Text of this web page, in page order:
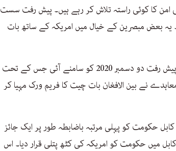
امن کا کوئی راستہ تلاش کر رہے ہیں۔ پیش رفت سست
یہ بعض مبصرین کے خیال میں امریکہ کے ساتھ بات
طالبان اور افغان حکومت کے درمیان ایک اہم پیش رفت دو دسمبر 2020 کو سامنے آئی جس کے تحت
نے بین الافغان بات چیت کا فریم ورک مہیا کر
حکومت کو پہلی مرتبہ باضابطہ طور پر ایک جائز
میں حکومت کو امریکہ کی کٹھ پتلی قرار دیا۔ اس